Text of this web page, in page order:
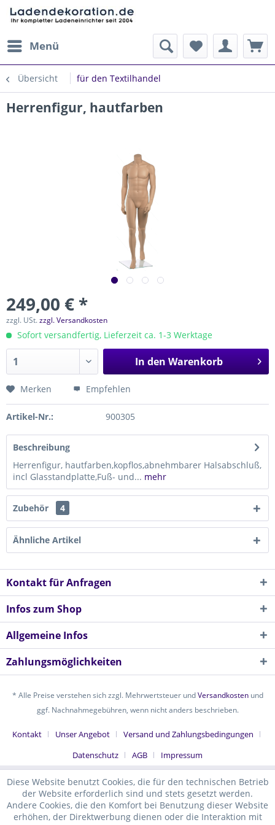
Menü
Übersicht für den Textilhandel
Herrenfigur, hautfarben
249,00 € *
zzgl. USt.zzgl. Versandkosten
Sofort versandfertig, Lieferzeit ca. 1-3 Werktage
In den Warenkorb
Merken Empfehlen
Artikel-Nr.: 900305
Beschreibung
Herrenfigur, hautfarben,kopflos,abnehmbarer Halsabschluß,
incl Glasstandplatte,Fuß- und... mehr
Zubehör 4
Ähnliche Artikel
Kontakt für Anfragen
Infos zum Shop
Allgemeine Infos
Zahlungsmöglichkeiten
* Alle Preise verstehen sich zzgl. Mehrwertsteuer undVersandkostenund
ggf. Nachnahmegebühren, wenn nicht anders beschrieben.
Kontakt Unser Angebot
Versand und Zahlungsbedingungen
Datenschutz
AGB Impressum
Diese Website benutzt Cookies, die für den technischen Betrieb
der Website erforderlich sind und stets gesetzt werden.
Andere Cookies, die den Komfort bei Benutzung dieser Website
erhöhen, der Direktwerbung dienen oder die Interaktion mit